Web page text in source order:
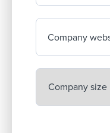
Company